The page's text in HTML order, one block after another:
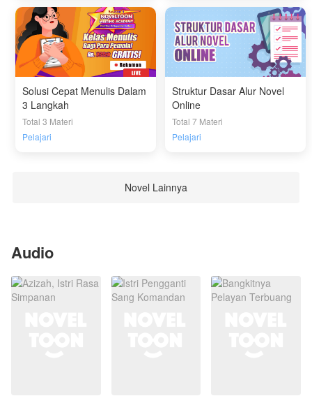
Solusi Cepat Menulis Dalam
3 Langkah
Total 3 Materi
Pelajari
Struktur Dasar Alur Novel
Online
Total 7 Materi
Pelajari
Novel Lainnya
Audio